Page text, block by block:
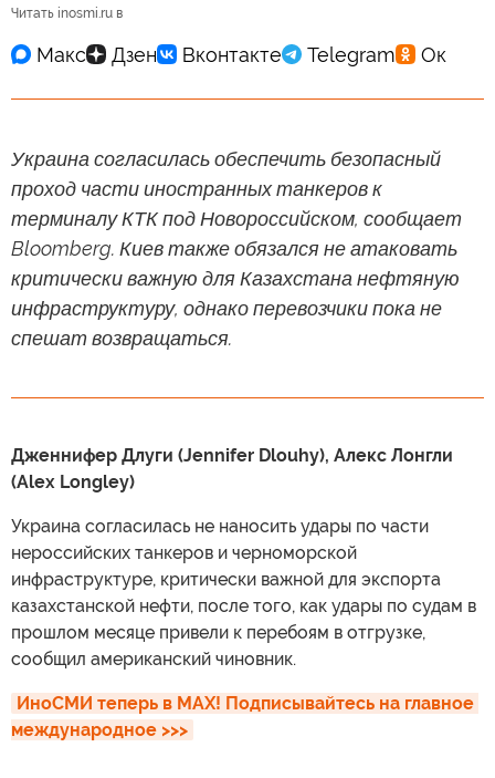
Читать inosmi.ru в
Украина согласилась обеспечить безопасный
проход части иностранных танкеров к
терминалу КТК под Новороссийском, сообщает
Bloomberg. Киев также обязался не атаковать
критически важную для Казахстана нефтяную
инфраструктуру, однако перевозчики пока не
спешат возвращаться.
Дженнифер Длуги (Jennifer Dlouhy), Алекс Лонгли
(Alex Longley)
Украина согласилась не наносить удары по части
нероссийских танкеров и черноморской
инфраструктуре, критически важной для экспорта
казахстанской нефти, после того, как удары по судам в
прошлом месяце привели к перебоям в отгрузке,
сообщил американский чиновник.
ИноСМИ теперь в MAX! Подписывайтесь на главное
международное >>>